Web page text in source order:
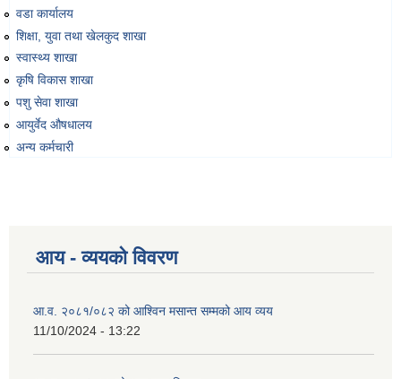
वडा कार्यालय
शिक्षा, युवा तथा खेलकुद शाखा
स्वास्थ्य शाखा
कृषि विकास शाखा
पशु सेवा शाखा
आयुर्वेद औषधालय
अन्य कर्मचारी
आय - व्ययको विवरण
आ.व. २०८१/०८२ को आश्विन मसान्त सम्मको आय व्यय
11/10/2024 - 13:22